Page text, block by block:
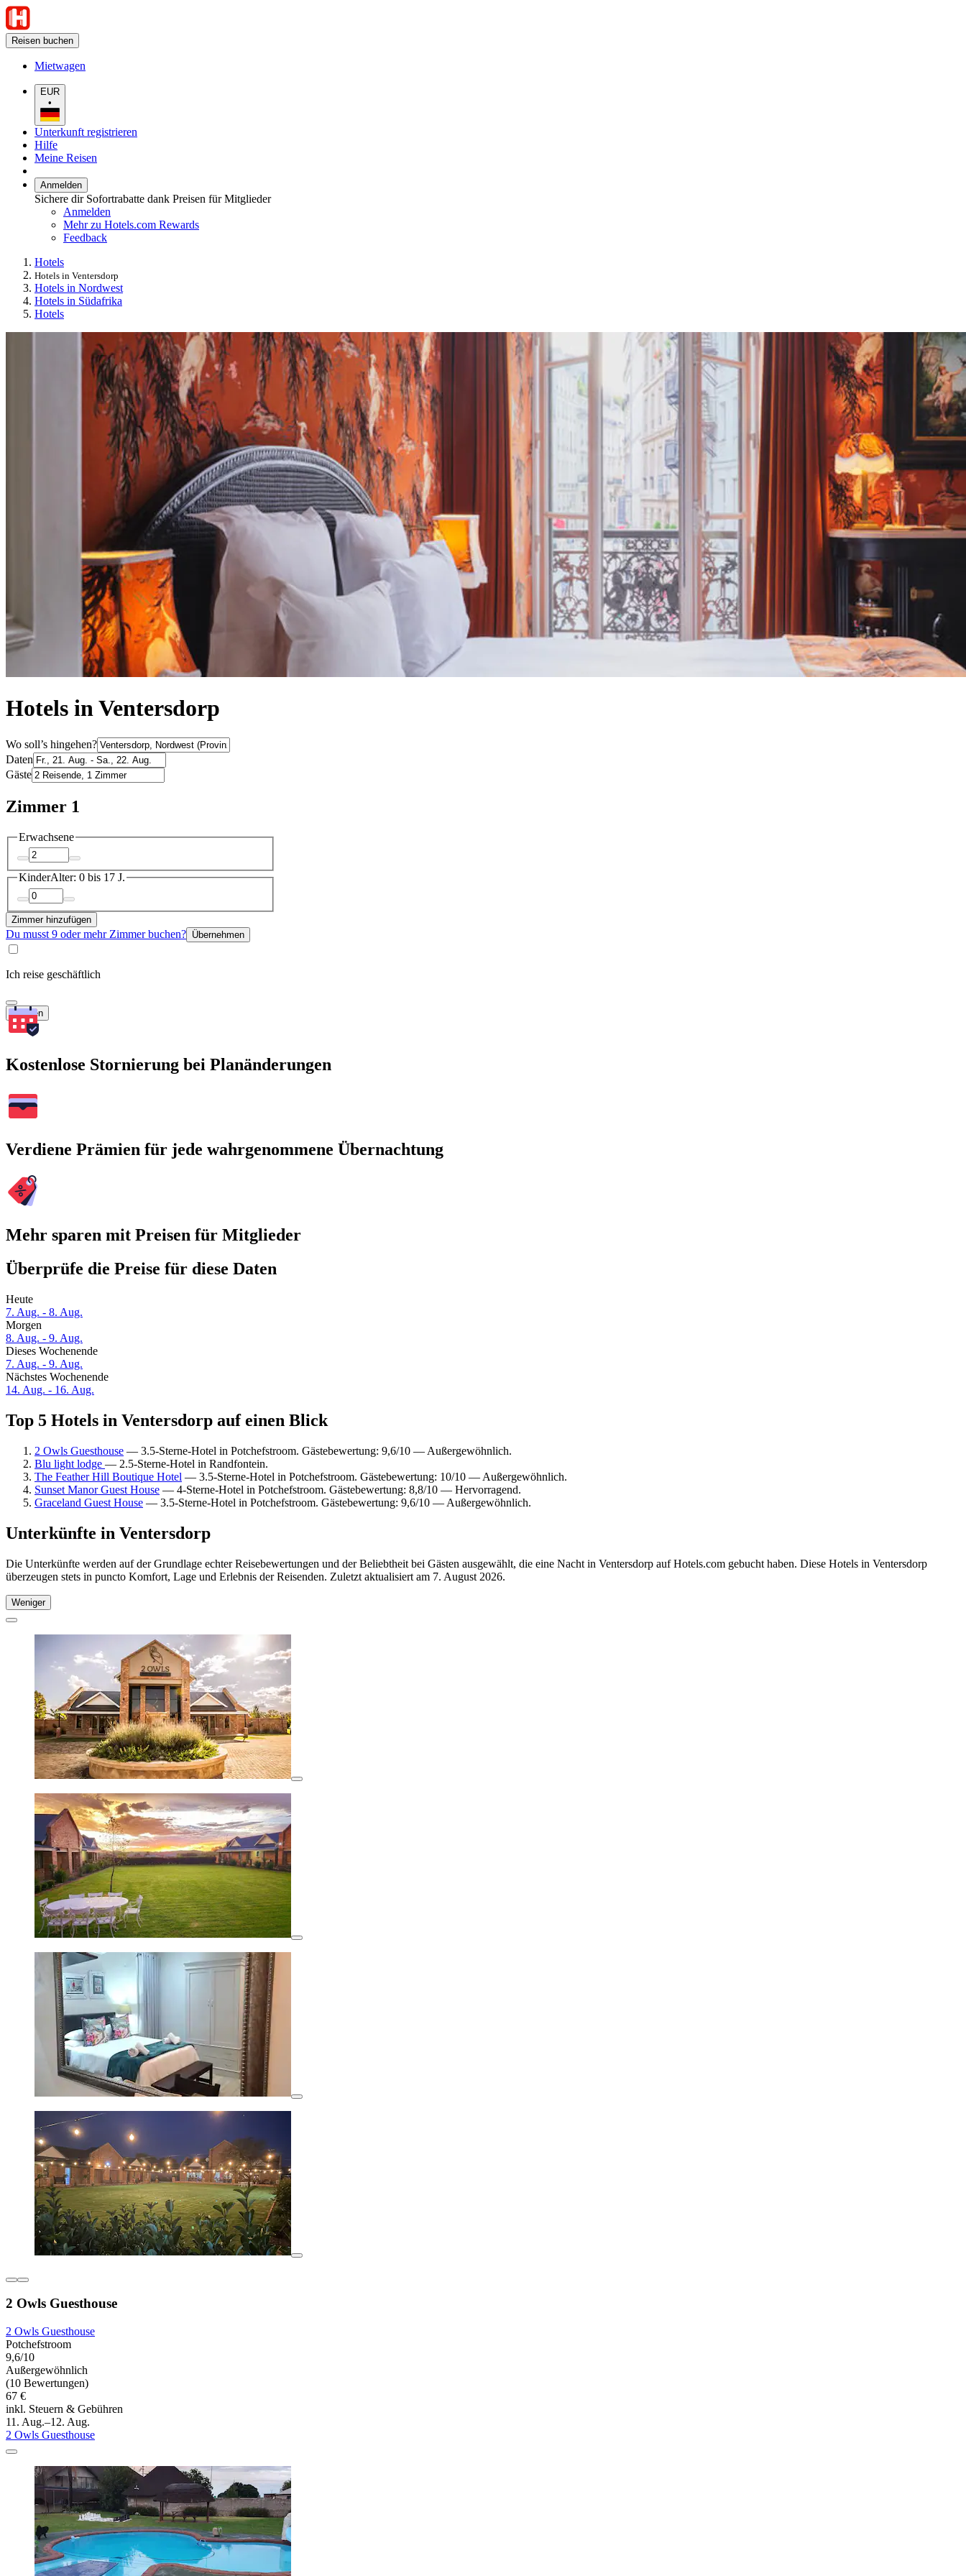
Reisen buchen
Mietwagen
EUR
•
Unterkunft registrieren
Hilfe
Meine Reisen
Anmelden
Sichere dir Sofortrabatte dank Preisen für Mitglieder
Anmelden
Mehr zu Hotels.com Rewards
Feedback
Hotels
Hotels in Ventersdorp
Hotels in Nordwest
Hotels in Südafrika
Hotels
Hotels in Ventersdorp
Wo soll’s hingehen?
Daten
Gäste
Zimmer 1
Erwachsene
KinderAlter: 0 bis 17 J.
Zimmer hinzufügen
Du musst 9 oder mehr Zimmer buchen? Übernehmen
Ich reise geschäftlich
Suchen
Kostenlose Stornierung bei Planänderungen
Verdiene Prämien für jede wahrgenommene Übernachtung
Mehr sparen mit Preisen für Mitglieder
Überprüfe die Preise für diese Daten
Heute
7. Aug. - 8. Aug.
Morgen
8. Aug. - 9. Aug.
Dieses Wochenende
7. Aug. - 9. Aug.
Nächstes Wochenende
14. Aug. - 16. Aug.
Top 5 Hotels in Ventersdorp auf einen Blick
2 Owls Guesthouse — 3.5-Sterne-Hotel in Potchefstroom. Gästebewertung: 9,6/10 — Außergewöhnlich.
Blu light lodge — 2.5-Sterne-Hotel in Randfontein.
The Feather Hill Boutique Hotel — 3.5-Sterne-Hotel in Potchefstroom. Gästebewertung: 10/10 — Außergewöhnlich.
Sunset Manor Guest House — 4-Sterne-Hotel in Potchefstroom. Gästebewertung: 8,8/10 — Hervorragend.
Graceland Guest House — 3.5-Sterne-Hotel in Potchefstroom. Gästebewertung: 9,6/10 — Außergewöhnlich.
Unterkünfte in Ventersdorp
Die Unterkünfte werden auf der Grundlage echter Reisebewertungen und der Beliebtheit bei Gästen ausgewählt, die eine Nacht in Ventersdorp auf Hotels.com gebucht haben. Diese Hotels in Ventersdorp
überzeugen stets in puncto Komfort, Lage und Erlebnis der Reisenden. Zuletzt aktualisiert am 7. August 2026.
Weniger
2 Owls Guesthouse
2 Owls Guesthouse
Potchefstroom
9,6/10
Außergewöhnlich
(10 Bewertungen)
67 €
inkl. Steuern & Gebühren
11. Aug.–12. Aug.
2 Owls Guesthouse